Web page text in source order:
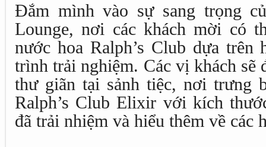
Đắm mình vào sự sang trọng
Lounge, nơi các khách mời có
nước hoa Ralph’s Club dựa trên
trình trải nghiệm. Các vị khách sẽ
thư giãn tại sảnh tiệc, nơi trưng
Ralph’s Club Elixir với kích
đã trải nhiệm và hiểu thêm về các